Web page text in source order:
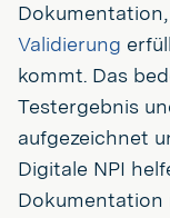
Validierung
kommt. Das
Testergebnis
aufgezeichnet
Digitale NPI
Dokumentation